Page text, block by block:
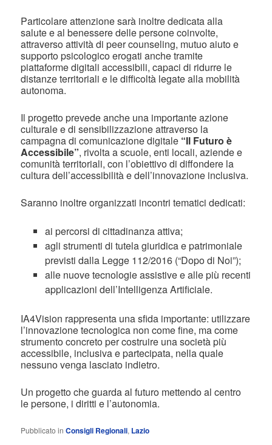
Particolare attenzione sarà inoltre dedicata alla
salute e al benessere delle persone coinvolte,
attraverso attività di peer counseling, mutuo aiuto e
supporto psicologico erogati anche tramite
piattaforme digitali accessibili, capaci di ridurre le
distanze territoriali e le difficoltà legate alla mobilità
autonoma.
Il progetto prevede anche una importante azione
culturale e di sensibilizzazione attraverso la
campagna di comunicazione digitale “Il Futuro è
Accessibile”, rivolta a scuole, enti locali, aziende e
comunità territoriali, con l’obiettivo di diffondere la
cultura dell’accessibilità e dell’innovazione inclusiva.
Saranno inoltre organizzati incontri tematici dedicati:
ai percorsi di cittadinanza attiva;
agli strumenti di tutela giuridica e patrimoniale
previsti dalla Legge 112/2016 (“Dopo di Noi”);
alle nuove tecnologie assistive e alle più recenti
applicazioni dell’Intelligenza Artificiale.
IA4Vision rappresenta una sfida importante: utilizzare
l’innovazione tecnologica non come fine, ma come
strumento concreto per costruire una società più
accessibile, inclusiva e partecipata, nella quale
nessuno venga lasciato indietro.
Un progetto che guarda al futuro mettendo al centro
le persone, i diritti e l’autonomia.
Pubblicato in Consigli Regionali, Lazio